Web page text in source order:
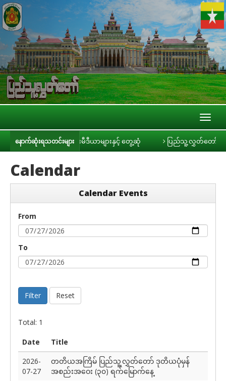
နောက်ဆုံးရသတင်းများ
ကဋ္ဌ ဦးခင်ရီ သတင်းမီဒီယာများနှင့် တွေ့ဆုံ ပြည်သူ့လွှတ်တော် အစိုးရ၏
Calendar
Calendar Events
From
To
Filter Reset
Total: 1
Date
Title
2026-
07-27
တတိယအကြိမ် ပြည်သူ့လွှတ်တော် ဒုတိယပုံမှန်
အစည်းအဝေး (၃၀) ရက်မြောက်နေ့